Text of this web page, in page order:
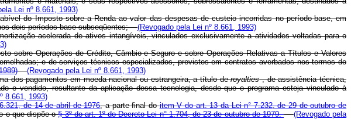
Lei nº 8.661, 1993)
do Imposto sobre a Renda ao valor das despesas de custeio incorridas no período-base, em
dois períodos-base subseqüentes;(Revogado pela Lei nº 8.661, 1993)
acelerada de ativos intangíveis, vinculados exclusivamente a atividades voltadas para o
sobre Operações de Crédito, Câmbio e Seguro e sobre Operações Relativas a Títulos e Valores
e de serviços técnicos especializados, previstos em contratos averbados nos termos do
(Revogado pela Lei nº 8.661, 1993)
dos pagamentos em moeda nacional ou estrangeira, a título deroyalties, de assistência técnica,
e vendido, resultante da aplicação dessa tecnologia, desde que o programa esteja vinculado à
8.661, 1993)
de 14 de abril de 1976, a parte final doitem V do art. 13 da Lei n° 7.232, de 29 de outubro de
o que dispõe o§ 3º do art. 1º do Decreto-Lei n° 1.704, de 23 de outubro de 1979.
(Revogado pela